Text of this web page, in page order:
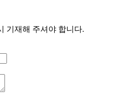
기재해 주셔야 합니다.